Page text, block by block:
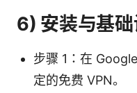
6) 安装与基础
步骤 1：在
定的免费 VPN。